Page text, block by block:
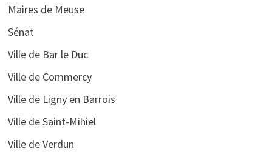
Maires de Meuse
Sénat
Ville de Bar le Duc
Ville de Commercy
Ville de Ligny en Barrois
Ville de Saint-Mihiel
Ville de Verdun